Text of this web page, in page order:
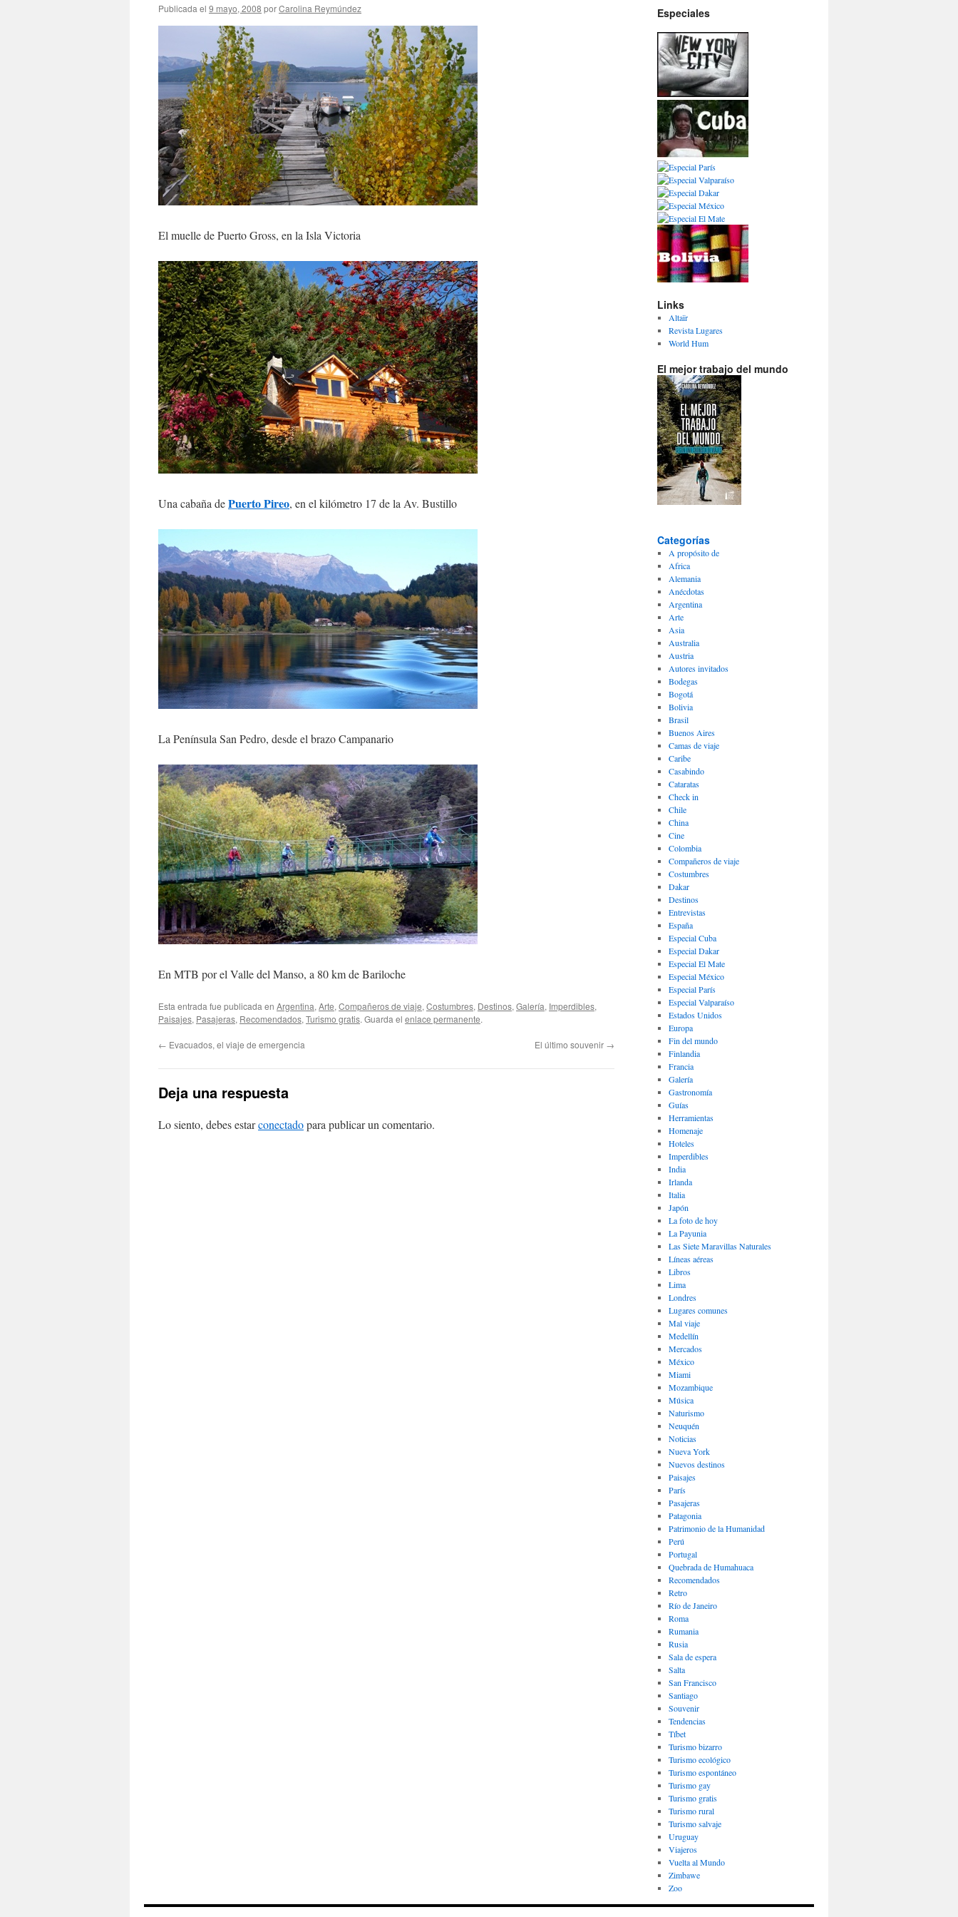
Publicada el 9 mayo, 2008 porCarolina Reymúndez
El muelle de Puerto Gross, en la Isla Victoria
Una cabaña dePuerto Pireo, en el kilómetro 17 de la Av. Bustillo
La Península San Pedro, desde el brazo Campanario
En MTB por el Valle del Manso, a 80 km de Bariloche
Esta entrada fue publicada en Argentina, Arte, Compañeros de viaje, Costumbres, Destinos, Galería, Imperdibles,
Paisajes, Pasajeras, Recomendados, Turismo gratis. Guarda el enlace permanente.
← Evacuados, el viaje de emergencia El último souvenir →
Deja una respuesta
Lo siento, debes estarconectadopara publicar un comentario.
Especiales
Links
Altaïr
Revista Lugares
World Hum
El mejor trabajo del mundo
Categorías
A propósito de
Africa
Alemania
Anécdotas
Argentina
Arte
Asia
Australia
Austria
Autores invitados
Bodegas
Bogotá
Bolivia
Brasil
Buenos Aires
Camas de viaje
Caribe
Casabindo
Cataratas
Check in
Chile
China
Cine
Colombia
Compañeros de viaje
Costumbres
Dakar
Destinos
Entrevistas
España
Especial Cuba
Especial Dakar
Especial El Mate
Especial México
Especial París
Especial Valparaíso
Estados Unidos
Europa
Fin del mundo
Finlandia
Francia
Galería
Gastronomí­a
Guías
Herramientas
Homenaje
Hoteles
Imperdibles
India
Irlanda
Italia
Japón
La foto de hoy
La Payunia
Las Siete Maravillas Naturales
Lí­neas aéreas
Libros
Lima
Londres
Lugares comunes
Mal viaje
Medellín
Mercados
México
Miami
Mozambique
Música
Naturismo
Neuquén
Noticias
Nueva York
Nuevos destinos
Paisajes
Parí­s
Pasajeras
Patagonia
Patrimonio de la Humanidad
Perú
Portugal
Quebrada de Humahuaca
Recomendados
Retro
Río de Janeiro
Roma
Rumania
Rusia
Sala de espera
Salta
San Francisco
Santiago
Souvenir
Tendencias
Tíbet
Turismo bizarro
Turismo ecológico
Turismo espontáneo
Turismo gay
Turismo gratis
Turismo rural
Turismo salvaje
Uruguay
Viajeros
Vuelta al Mundo
Zimbawe
Zoo